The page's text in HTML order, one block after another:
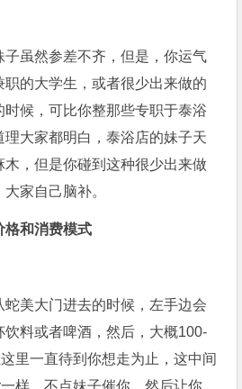
子虽然参差不齐，但是，你运气
的大学生，或者很少出来做的
候，可比你整那些专职于泰浴
理大家都明白，泰浴店的妹子天
木，但是你碰到这种很少出来做
家自己脑补。
格和消费模式
蛇美大门进去的时候，左手边会
料或者啤酒，然后，大概100-
里一直待到你想走为止，这中间
样，不点妹子催你，然后让你